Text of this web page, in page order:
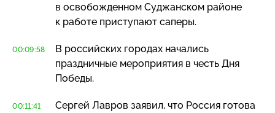
в освобожденном Суджанском районе
к работе приступают саперы.
00:09:58
В российских городах начались
праздничные мероприятия в честь Дня
Победы.
00:11:41
Сергей Лавров заявил, что Россия готова